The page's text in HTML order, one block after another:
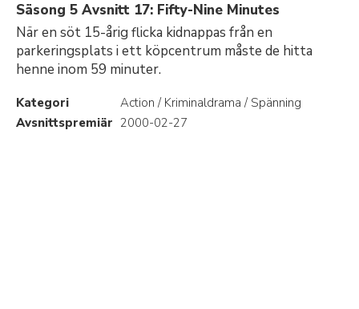
Säsong 5 Avsnitt 17: Fifty-Nine Minutes
När en söt 15-årig flicka kidnappas från en
parkeringsplats i ett köpcentrum måste de hitta
henne inom 59 minuter.
Kategori
Action / Kriminaldrama / Spänning
Avsnittspremiär 2000-02-27